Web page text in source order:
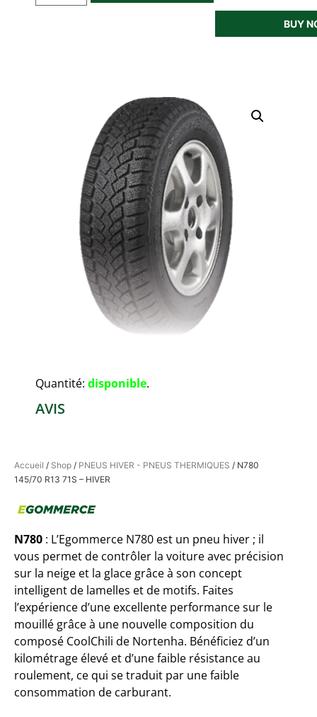
Accueil / Shop / PNEUS HIVER - PNEUS THERMIQUES / N780
145/70 R13 71S – HIVER
N780 : L’Egommerce N780 est un pneu hiver ; il
vous permet de contrôler la voiture avec précision
sur la neige et la glace grâce à son concept
intelligent de lamelles et de motifs. Faites
l’expérience d’une excellente performance sur le
mouillé grâce à une nouvelle composition du
composé CoolChili de Nortenha. Bénéficiez d’un
kilométrage élevé et d’une faible résistance au
roulement, ce qui se traduit par une faible
consommation de carburant.
BUY
Quantité: disponible.
AVIS